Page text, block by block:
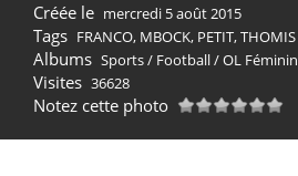
Créée le mercredi 5 août 2015
Tags FRANCO, MBOCK, PETIT,THOMIS
Albums Sports/ Football/OL Féminin
Visites 36628
Notez cette photo